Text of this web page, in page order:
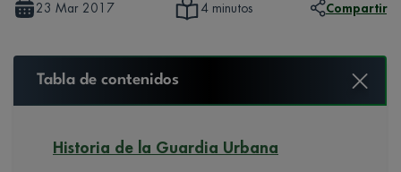
23 Mar 2017 4 minutos Compartir
Tabla de contenidos
Historia de la Guardia Urbana